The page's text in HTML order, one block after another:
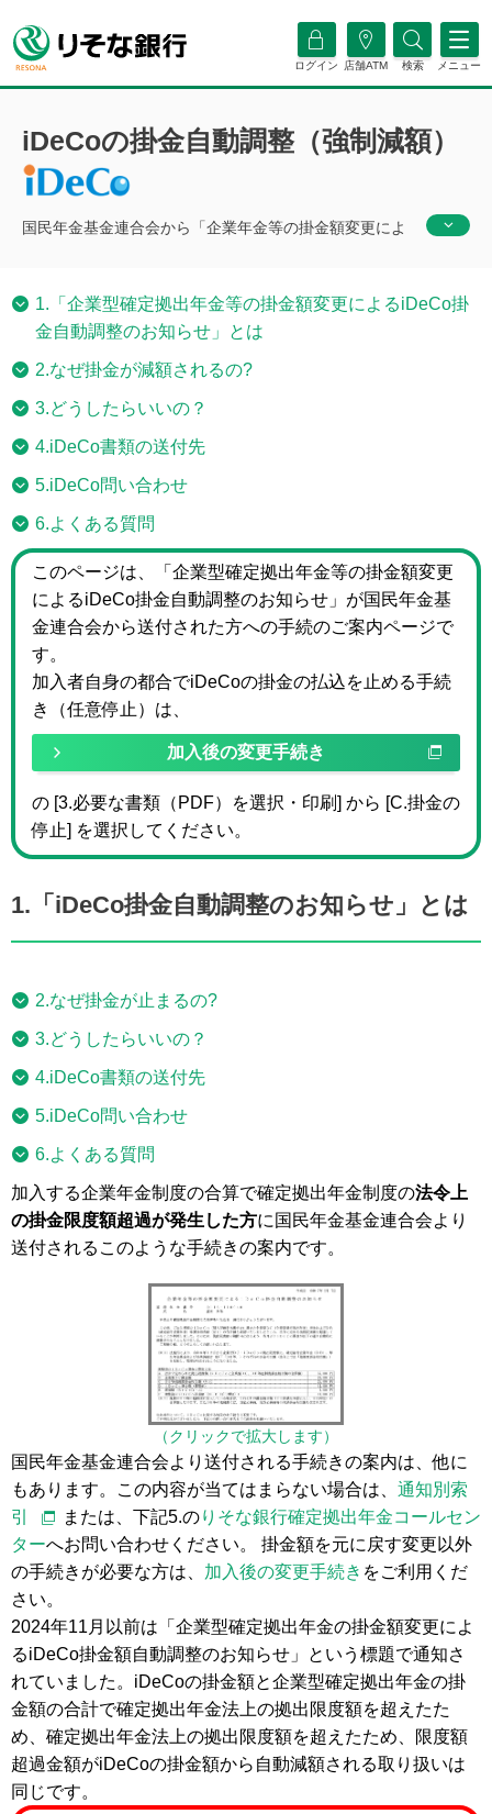
ログイン 店舗ATM 検索 メニュー
iDeCoの掛金自動調整（強制減額）
国民年金基金連合会から「企業年金等の掛金額変更によ
1.「企業型確定拠出年金等の掛金額変更によるiDeCo掛
金自動調整のお知らせ」とは
2.なぜ掛金が減額されるの?
3.どうしたらいいの？
4.iDeCo書類の送付先
5.iDeCo問い合わせ
6.よくある質問
このページは、「企業型確定拠出年金等の掛金額変更
によるiDeCo掛金自動調整のお知らせ」が国民年金基
金連合会から送付された方への手続のご案内ページで
す。
加入者自身の都合でiDeCoの掛金の払込を止める手続
き（任意停止）は、
加入後の変更手続き
の [3.必要な書類（PDF）を選択・印刷] から [C.掛金の
停止] を選択してください。
1.「iDeCo掛金自動調整のお知らせ」とは
2.なぜ掛金が止まるの?
3.どうしたらいいの？
4.iDeCo書類の送付先
5.iDeCo問い合わせ
6.よくある質問
加入する企業年金制度の合算で確定拠出年金制度の法令上
の掛金限度額超過が発生した方に国民年金基金連合会より
送付されるこのような手続きの案内です。
（クリックで拡大します）
国民年金基金連合会より送付される手続きの案内は、他に
もあります。この内容が当てはまらない場合は、 通知別索
引
または、下記5.のりそな銀行確定拠出年金コールセン
ターへお問い合わせください。 掛金額を元に戻す変更以外
の手続きが必要な方は、 加入後の変更手続き をご利用くだ
さい。
2024年11月以前は「企業型確定拠出年金の掛金額変更によ
るiDeCo掛金額自動調整のお知らせ」という標題で通知さ
れていました。iDeCoの掛金額と企業型確定拠出年金の掛
金額の合計で確定拠出年金法上の拠出限度額を超えたた
め、確定拠出年金法上の拠出限度額を超えたため、限度額
超過金額がiDeCoの掛金額から自動減額される取り扱いは
同じです。